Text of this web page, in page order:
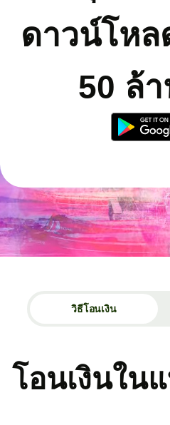
ดาวน์โหล
50 ล้
วิธีโอนเงิน
โอนเงินใน